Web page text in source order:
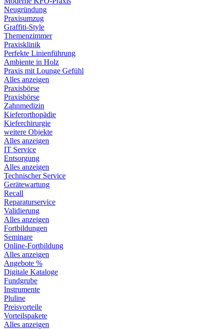
Neugründung
Praxisumzug
Graffiti-Style
Themenzimmer
Praxisklinik
Perfekte Linienführung
Ambiente in Holz
Praxis mit Lounge Gefühl
Alles anzeigen
Praxisbörse
Praxisbörse
Zahnmedizin
Kieferorthopädie
Kieferchirurgie
weitere Objekte
Alles anzeigen
IT Service
Entsorgung
Alles anzeigen
Technischer Service
Gerätewartung
Recall
Reparaturservice
Validierung
Alles anzeigen
Fortbildungen
Seminare
Online-Fortbildung
Alles anzeigen
Angebote %
Digitale Kataloge
Fundgrube
Instrumente
Pluline
Preisvorteile
Vorteilspakete
Alles anzeigen